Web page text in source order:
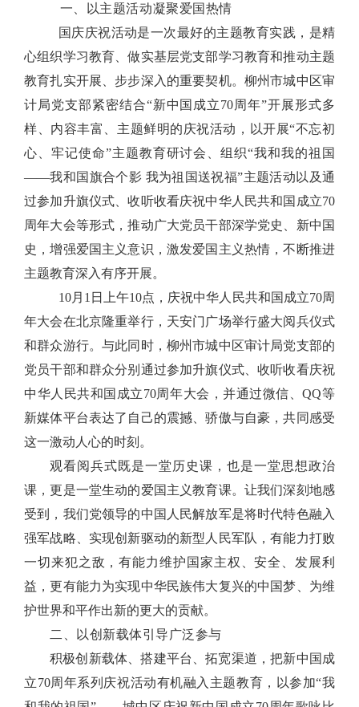
一、以主题活动凝聚爱国热情
国庆庆祝活动是一次最好的主题教育实践，是精
心组织学习教育 、做实基层党支部学习教育和推动主题
教育扎实开展、步步深入的重要契机。柳州市城中区审
计局党支部紧密结合“新中国成立70周年”开展形式多
样、内容丰富、主题鲜明的庆祝活动，
以开展“不忘初
心、牢记使命”主题教育研讨会、组织“我和我的祖国
——我和国旗合个影 我为祖国送祝福”主题活动以及通
过参加升旗仪式、收听收看庆祝中华人民共和国成立70
周年大会等形式，推动广大党员干部深学党史、新中国
史，增强爱国主义意识，激发爱国主义热情，不断推进
主题教育深入有序开展。
10月1日上午10点，庆祝中华人民共和国成立70周
年大会在北京隆重举行，天安门广场举行盛大阅兵仪式
和群众游行。与此同时，柳州市城中区审计局党支部的
党员干部和群众分别通过参加升旗仪式、收听收看庆祝
中华人民共和国成立70周年大会，并通过微信、QQ等
新媒体平台表达了自己的震撼、骄傲与自豪，共同感受
这一激动人心的时刻。
观看阅兵式既是一堂历史课，也是一堂思想政治
课，更是一堂生动的爱国主义教育课。让我们深刻地感
受到，我们党领导的中国人民解放军是将时代特色融入
强军战略、实现创新驱动的新型人民军队，有能力打败
一切来犯之敌，有能力维护国家主权、安全、发展利
益，更有能力为实现中华民族伟大复兴的中国梦、为维
护世界和平作出新的更大的贡献。
二、以创新载体引导广泛参与
积极创新载体、搭建平台、拓宽渠道，把新中国成
立70周年系列庆祝活动有机融入主题教育， 以参加“我